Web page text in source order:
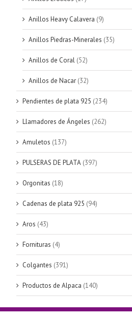
Anillos Heavy Calavera (9)
Anillos Piedras-Minerales (35)
Anillos de Coral (52)
Anillos de Nacar (32)
Pendientes de plata 925 (234)
Llamadores de Ángeles (262)
Amuletos (137)
PULSERAS DE PLATA (397)
Orgonitas (18)
Cadenas de plata 925 (94)
Aros (43)
Fornituras (4)
Colgantes (391)
Productos de Alpaca (140)